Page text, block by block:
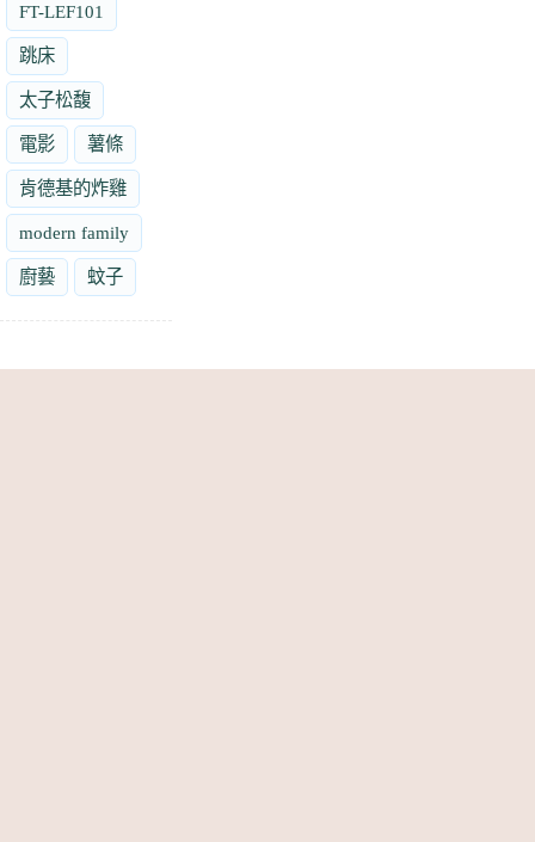
FT-LEF101
跳床
太子松馥
電影 薯條
肯德基的炸雞
modern family
廚藝 蚊子